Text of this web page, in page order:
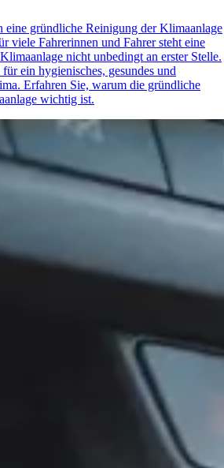
eine gründliche Reinigung der Klimaanlage
viele Fahrerinnen und Fahrer steht eine
nicht unbedingt an erster Stelle.
ein hygienisches, gesundes und
Erfahren Sie, warum die gründliche
wichtig ist.